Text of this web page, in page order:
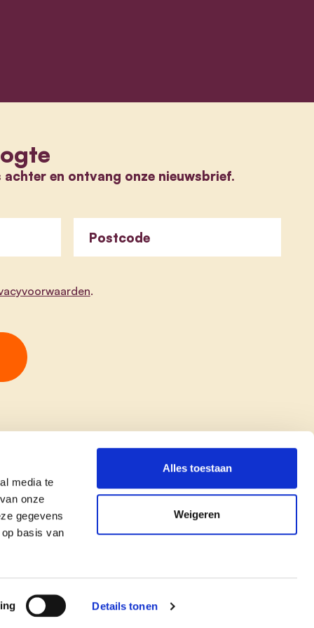
media te
onze
gegevens
basis van
Details tonen
Alles toestaan
Weigeren
en ontvang onze nieuwsbrief.
Postcode
.